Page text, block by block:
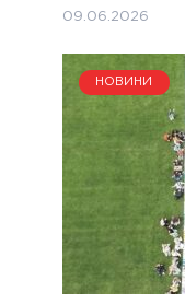
09.06.2026
НОВИНИ